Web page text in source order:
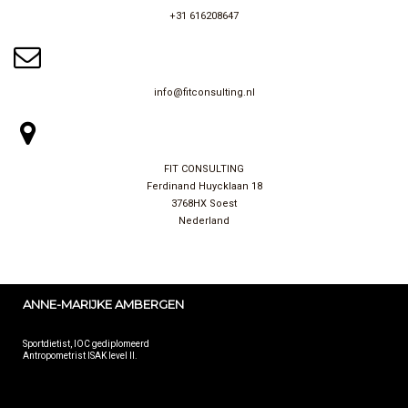
+31 616208647
info@fitconsulting.nl
FIT CONSULTING
Ferdinand Huycklaan 18
3768HX Soest
Nederland
ANNE-MARIJKE AMBERGEN
Sportdietist, IOC gediplomeerd
Antropometrist ISAK level II.